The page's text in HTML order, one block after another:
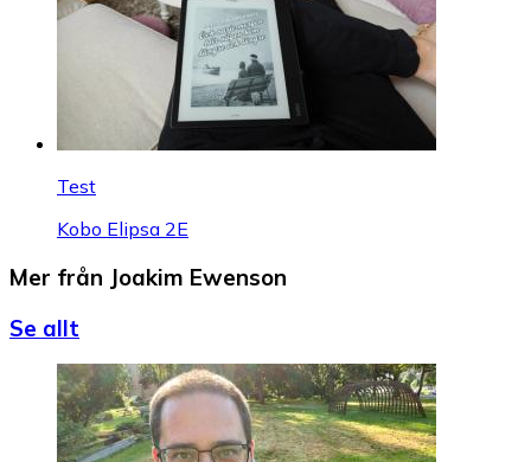
Test
Kobo Elipsa 2E
Mer från Joakim Ewenson
Se allt